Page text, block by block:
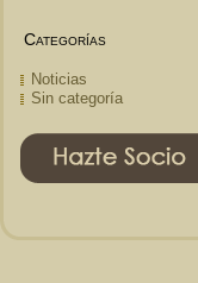
Categorías
Noticias
Sin categoría